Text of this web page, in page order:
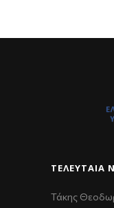
ΤΕΛΕΥΤΑΊΑ
Τάκης